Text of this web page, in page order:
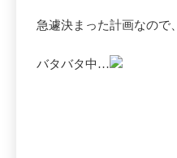
急遽決まった計画なので、
バタバタ中…